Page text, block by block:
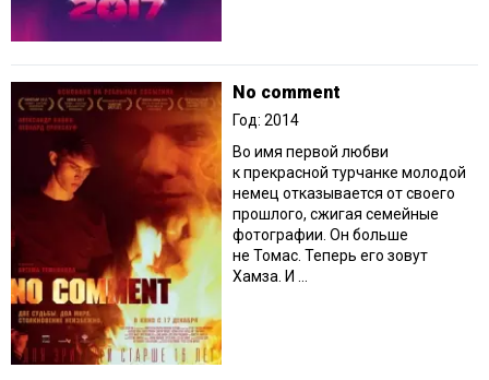
No comment
Год: 2014
Во имя первой любви
к прекрасной турчанке молодой
немец отказывается от своего
прошлого, сжигая семейные
фотографии. Он больше
не Томас. Теперь его зовут
Хамза. И ...